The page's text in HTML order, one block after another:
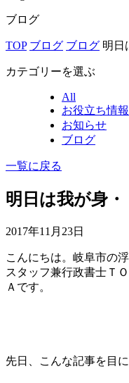
ブログ
TOP ブログ ブログ 明日
カテゴリーを選ぶ
All
お役立ち情報
お知らせ
ブログ
一覧に戻る
明日は我が身・
2017年11月23日
こんにちは。岐阜市の
スタッフ兼行政書士Ｔ
Ａです。
先日、こんな記事を目に